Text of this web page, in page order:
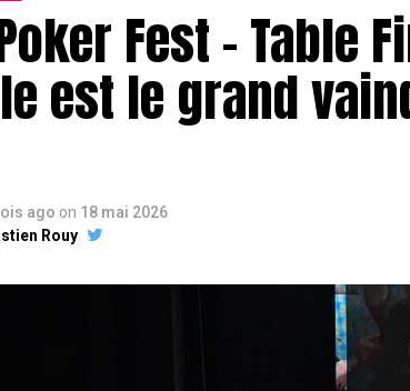
Fest – Table
est le grand
ago on 18 mai 2026
Rouy